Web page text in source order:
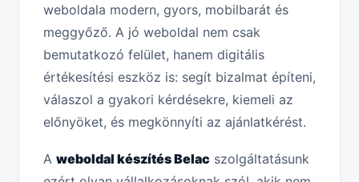
weboldala modern, gyors, mobilbarát és
meggyőző. A jó weboldal nem csak
bemutatkozó felület, hanem digitális
értékesítési eszköz is: segít bizalmat építeni,
válaszol a gyakori kérdésekre, kiemeli az
előnyöket, és megkönnyíti az ajánlatkérést.
A weboldal készítés Belac szolgáltatásunk